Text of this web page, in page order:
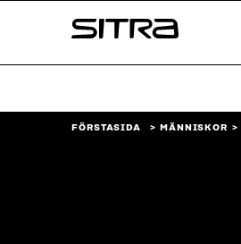
↓
Sitra
FÖRSTASIDA MÄNNISKOR